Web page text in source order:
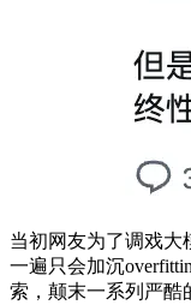
当初网友为了调戏大
一遍只会加沉
索，颠末一系列严酷